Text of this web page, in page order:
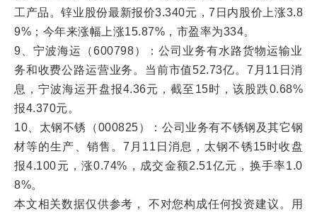
工产品。锌业股份最新报价3.340元，7日内股价上涨3.8
9%；今年来涨幅上涨15.87%，市盈率为334。
9、宁波海运（600798）：公司业务有水路货物运输业
务和收费公路运营业务。当前市值52.73亿。7月11日消
息，宁波海运开盘报4.36元，截至15时，该股跌0.68%
报4.370元。
10、太钢不锈（000825）：公司业务有不锈钢及其它钢
材等的生产、销售。7月11日消息，太钢不锈15时收盘
报4.100元，涨0.74%，成交金额2.51亿元，换手率1.0
8%。
本文相关数据仅供参考， 不对您构成任何投资建议。用